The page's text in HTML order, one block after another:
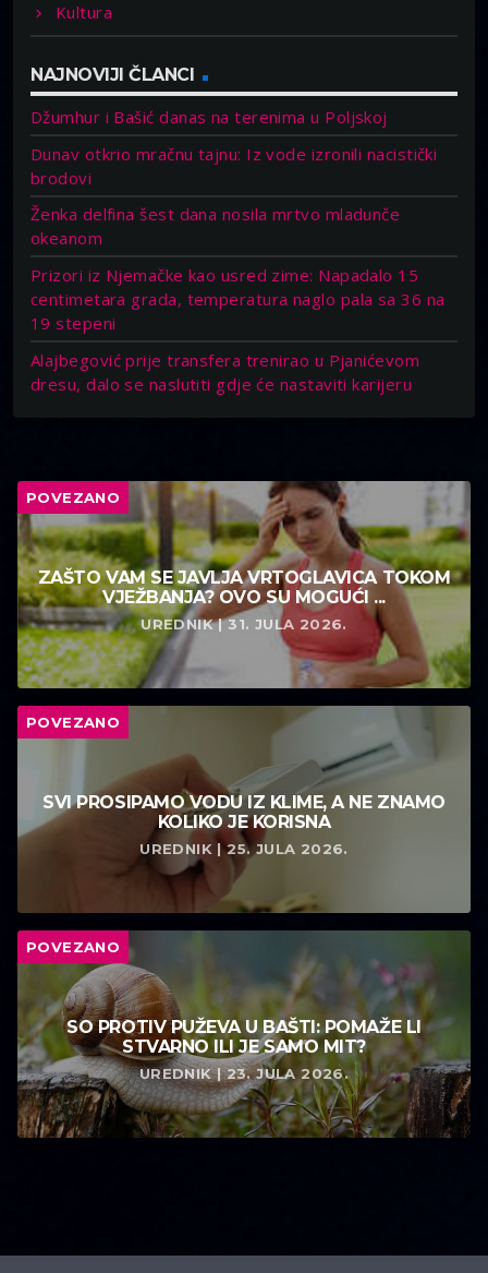
Kultura
NAJNOVIJI ČLANCI
Džumhur i Bašić danas na terenima u Poljskoj
Dunav otkrio mračnu tajnu: Iz vode izronili nacistički
brodovi
Ženka delfina šest dana nosila mrtvo mladunče
okeanom
Prizori iz Njemačke kao usred zime: Napadalo 15
centimetara grada, temperatura naglo pala sa 36 na
19 stepeni
Alajbegović prije transfera trenirao u Pjanićevom
dresu, dalo se naslutiti gdje će nastaviti karijeru
POVEZANO
ZAŠTO VAM SE JAVLJA VRTOGLAVICA TOKOM
VJEŽBANJA? OVO SU MOGUĆI ...
UREDNIK | 31. JULA 2026.
POVEZANO
SVI PROSIPAMO VODU IZ KLIME, A NE ZNAMO
KOLIKO JE KORISNA
UREDNIK | 25. JULA 2026.
POVEZANO
SO PROTIV PUŽEVA U BAŠTI: POMAŽE LI
STVARNO ILI JE SAMO MIT?
UREDNIK | 23. JULA 2026.